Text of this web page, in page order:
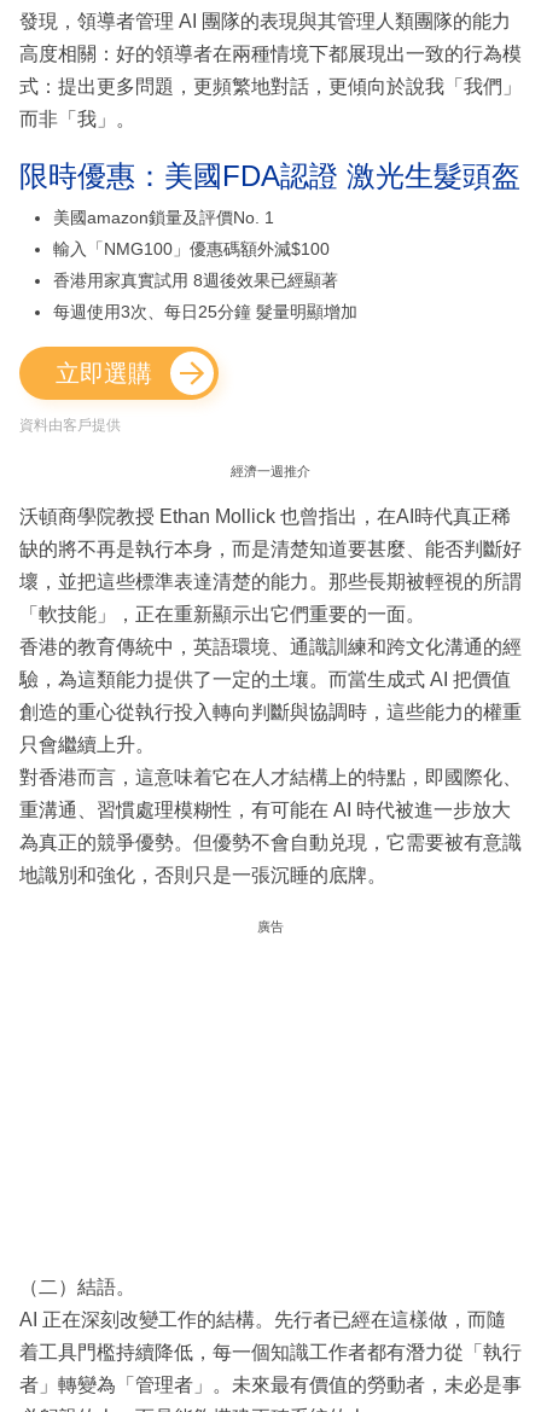
發現，領導者管理 AI 團隊的表現與其管理人類團隊的能力
高度相關：好的領導者在兩種情境下都展現出一致的行為模
式：提出更多問題，更頻繁地對話，更傾向於說我「我們」
而非「我」。
限時優惠：美國FDA認證 激光生髮頭盔
美國amazon鎖量及評價No. 1
輸入「NMG100」優惠碼額外減$100
香港用家真實試用 8週後效果已經顯著
每週使用3次、每日25分鐘 髮量明顯增加
立即選購
資料由客戶提供
經濟一週推介
沃頓商學院教授 Ethan Mollick 也曾指出，在AI時代真正稀
缺的將不再是執行本身，而是清楚知道要甚麼、能否判斷好
壞，並把這些標準表達清楚的能力。那些長期被輕視的所謂
「軟技能」，正在重新顯示出它們重要的一面。
香港的教育傳統中，英語環境、通識訓練和跨文化溝通的經
驗，為這類能力提供了一定的土壤。而當生成式 AI 把價值
創造的重心從執行投入轉向判斷與協調時，這些能力的權重
只會繼續上升。
對香港而言，這意味着它在人才結構上的特點，即國際化、
重溝通、習慣處理模糊性，有可能在 AI 時代被進一步放大
為真正的競爭優勢。但優勢不會自動兑現，它需要被有意識
地識別和強化，否則只是一張沉睡的底牌。
廣告
（二）結語。
AI 正在深刻改變工作的結構。先行者已經在這樣做，而隨
着工具門檻持續降低，每一個知識工作者都有潛力從「執行
者」轉變為「管理者」。未來最有價值的勞動者，未必是事